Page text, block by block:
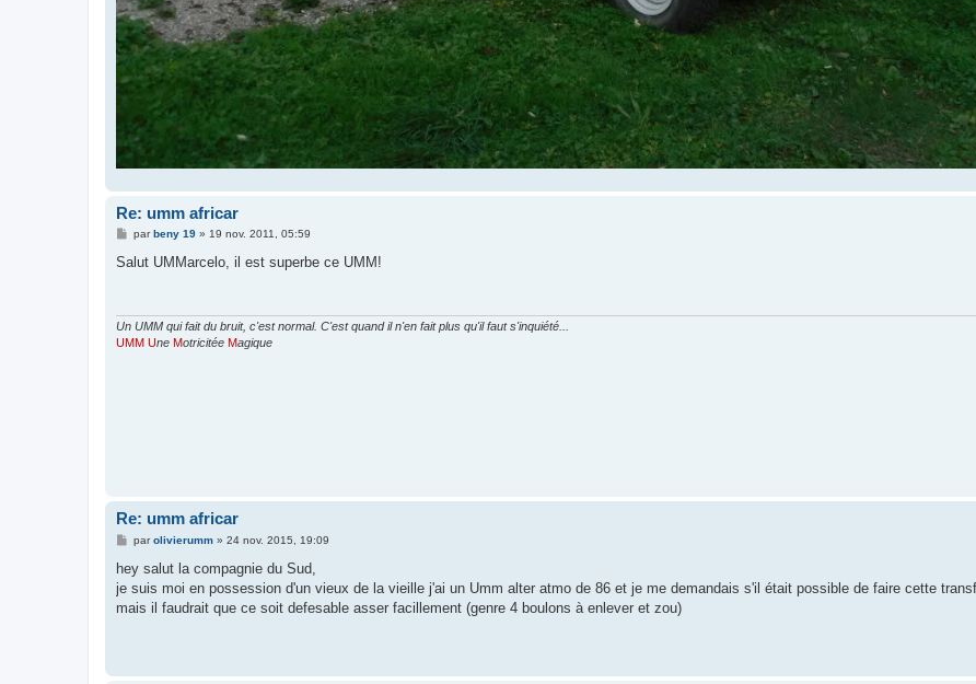
Re: umm africar
M
s
parbeny 19» 19 nov. 2011, 05:59
Salut UMMarcelo, il est superbe ce UMM!
Un UMM qui fait du bruit, c'est normal. C'est quand il n'en fait plus qu'il faut s'inquiété...
UMM Une Motricitée Magique
Re: umm africar
M
s
s
a
g
parolivierumm» 24 nov. 2015, 19:09
hey salut la compagnie du Sud,
je suis moi en possession d'un vieux de la vieille j'ai un Umm alter atmo de 86 et je me demandais s'il était possible de faire cette
mais il faudrait que ce soit defesable asser facillement (genre 4 boulons à enlever et zou)